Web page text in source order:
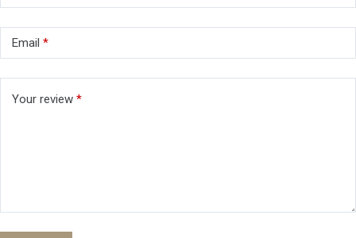
Email *
Your review *